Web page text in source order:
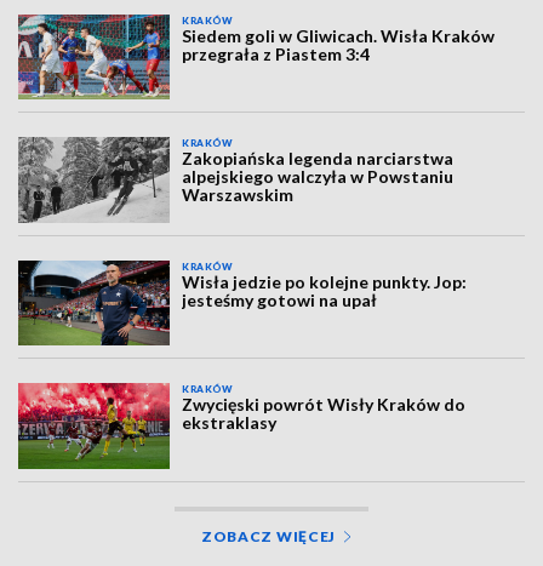
KRAKÓW
Siedem goli w Gliwicach. Wisła Kraków
przegrała z Piastem 3:4
KRAKÓW
Zakopiańska legenda narciarstwa
alpejskiego walczyła w Powstaniu
Warszawskim
KRAKÓW
Wisła jedzie po kolejne punkty. Jop:
jesteśmy gotowi na upał
KRAKÓW
Zwycięski powrót Wisły Kraków do
ekstraklasy
ZOBACZ WIĘCEJ